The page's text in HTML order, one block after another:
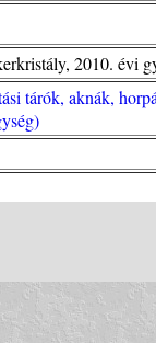
2010. évi
tárók, aknák,